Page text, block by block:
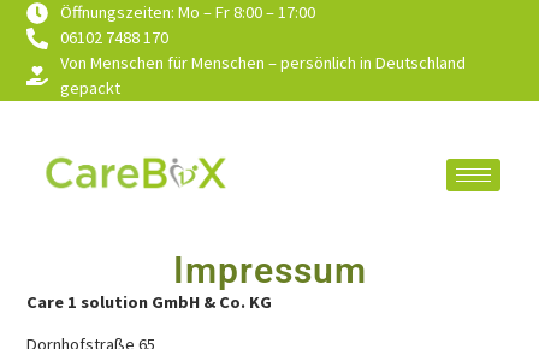
Öffnungszeiten: Mo – Fr 8:00 – 17:00
06102 7488 170
Von Menschen für Menschen – persönlich in Deutschland
gepackt
Impressum
Care 1 solution GmbH & Co. KG
Dornhofstraße 65